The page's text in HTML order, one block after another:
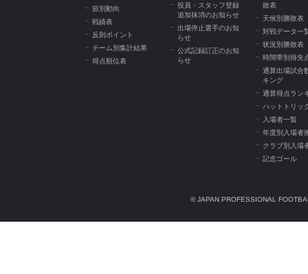
節別動向
戦績表
反則ポイント
チーム別集計結果
得点順位表
役員・スタッフ登録
追加抹消のお知らせ
出場停止選手のお知
らせ
公式記録訂正のお知
らせ
敗表
天候別勝敗表
対戦データ一
状況別勝敗表
時間帯別得失
通算出場試合
キング
通算得点ラン
ハットトリッ
入場者一覧
年度別入場者
クラブ別入場
記念ゴール
© JAPAN PROFESSIONAL